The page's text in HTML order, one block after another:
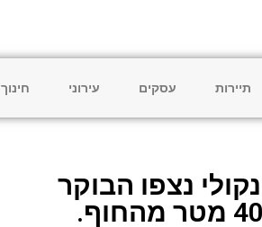
תיירות עסקים עירוני חינוך
נצפו הבוקר